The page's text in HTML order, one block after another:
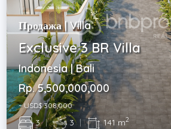
Продажа | Villa
Exclusive 3 BR Villa
Indonesia | Bali
Rp. 5,500,000,000
~ USD$ 308,000
3 | 3 | 141 m2